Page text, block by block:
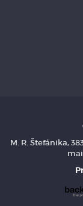
M. R. Štefánika,